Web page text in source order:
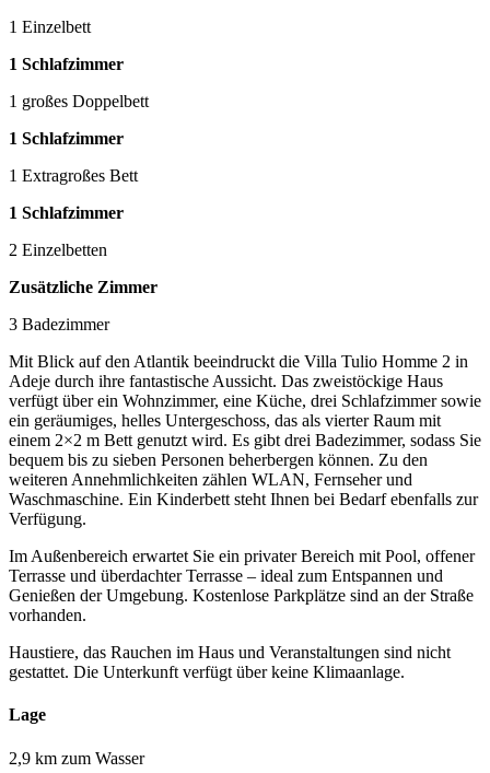
1 Einzelbett
1 Schlafzimmer
1 großes Doppelbett
1 Schlafzimmer
1 Extragroßes Bett
1 Schlafzimmer
2 Einzelbetten
Zusätzliche Zimmer
3 Badezimmer
Mit Blick auf den Atlantik beeindruckt die Villa Tulio Homme 2 in
Adeje durch ihre fantastische Aussicht. Das zweistöckige Haus
verfügt über ein Wohnzimmer, eine Küche, drei Schlafzimmer sowie
ein geräumiges, helles Untergeschoss, das als vierter Raum mit
einem 2×2 m Bett genutzt wird. Es gibt drei Badezimmer, sodass Sie
bequem bis zu sieben Personen beherbergen können. Zu den
weiteren Annehmlichkeiten zählen WLAN, Fernseher und
Waschmaschine. Ein Kinderbett steht Ihnen bei Bedarf ebenfalls zur
Verfügung.
Im Außenbereich erwartet Sie ein privater Bereich mit Pool, offener
Terrasse und überdachter Terrasse – ideal zum Entspannen und
Genießen der Umgebung. Kostenlose Parkplätze sind an der Straße
vorhanden.
Haustiere, das Rauchen im Haus und Veranstaltungen sind nicht
gestattet. Die Unterkunft verfügt über keine Klimaanlage.
Lage
2,9 km zum Wasser